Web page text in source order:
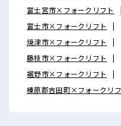
富士宮市×フォークリフト
富士市×フォークリフト
焼津市×フォークリフト
藤枝市×フォークリフト
裾野市×フォークリフト
榛原郡吉田町×フォークリ